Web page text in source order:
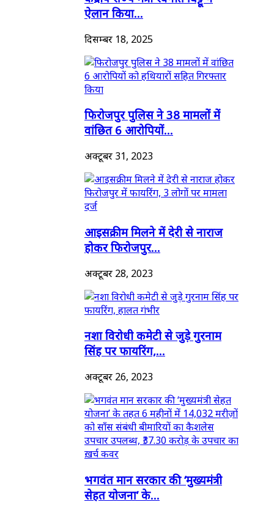
ऐलान किया...
दिसम्बर 18, 2025
फिरोजपुर पुलिस ने 38 मामलों में
वांछित 6 आरोपियों...
अक्टूबर 31, 2023
आइसक्रीम मिलने में देरी से नाराज
होकर फिरोजपुर...
अक्टूबर 28, 2023
नशा विरोधी कमेटी से जुड़े गुरनाम
सिंह पर फायरिंग,...
अक्टूबर 26, 2023
भगवंत मान सरकार की ‘मुख्यमंत्री
सेहत योजना’ के...